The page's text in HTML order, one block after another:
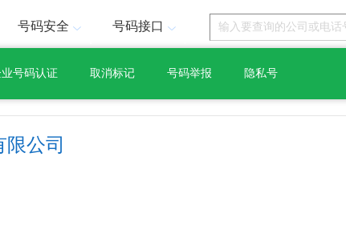
号码安全 号码接口
号码认证 取消标记 号码举报 隐私号
公司